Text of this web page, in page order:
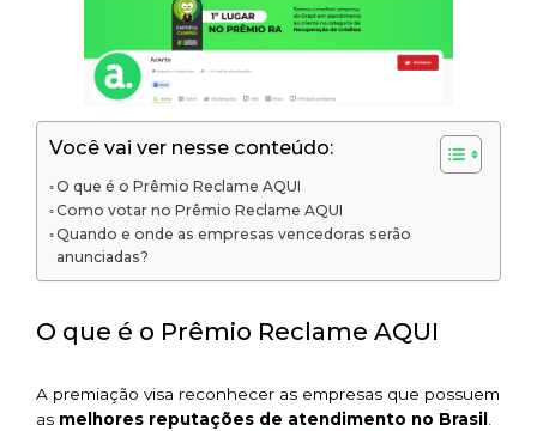
Você vai ver nesse conteúdo:
O que é o Prêmio Reclame AQUI
Como votar no Prêmio Reclame AQUI
Quando e onde as empresas vencedoras serão
anunciadas?
O que é o Prêmio Reclame AQUI
A premiação visa reconhecer as empresas que possuem
as melhores reputações de atendimento no Brasil .